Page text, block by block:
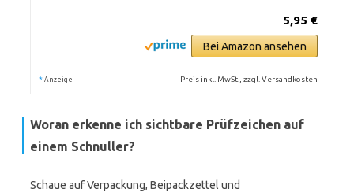
5,95 €
Bei Amazon ansehen
* Anzeige Preis inkl. MwSt., zzgl. Versandkosten
Woran erkenne ich sichtbare Prüfzeichen auf
einem Schnuller?
Schaue auf Verpackung, Beipackzettel und